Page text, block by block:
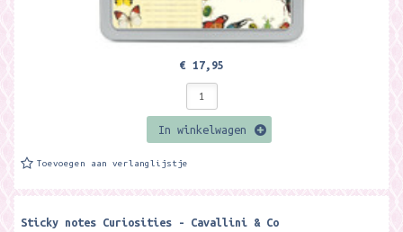
€ 17,95
In winkelwagen
Toevoegen aan verlanglijstje
Sticky notes Curiosities - Cavallini & Co